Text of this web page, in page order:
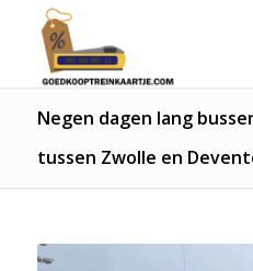
Negen dagen lang
tussen Zwolle en